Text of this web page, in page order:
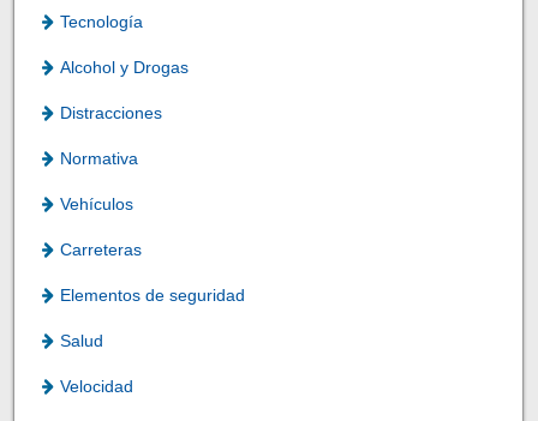
Tecnología
Alcohol y Drogas
Distracciones
Normativa
Vehículos
Carreteras
Elementos de seguridad
Salud
Velocidad